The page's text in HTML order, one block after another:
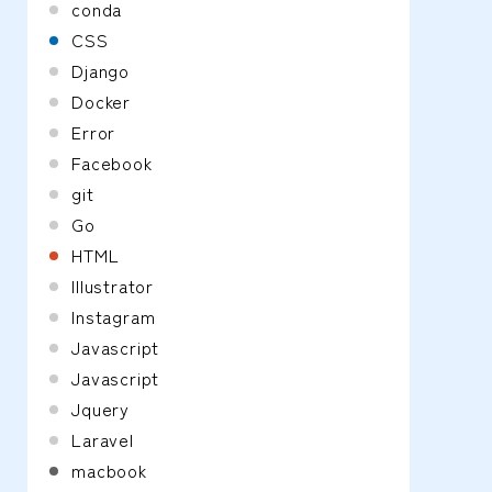
conda
CSS
Django
Docker
Error
Facebook
git
Go
HTML
Illustrator
Instagram
Javascript
Javascript
Jquery
Laravel
macbook